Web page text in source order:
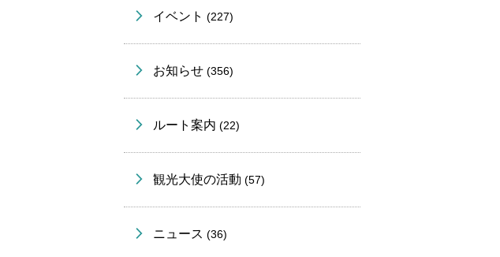
イベント (227)
お知らせ (356)
ルート案内 (22)
観光大使の活動 (57)
ニュース (36)